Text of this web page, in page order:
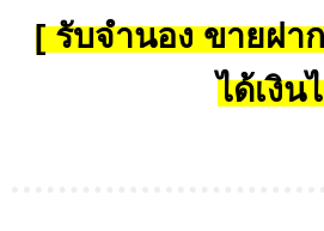
[ รับจำนอง ขายฝา
ได้เงิน